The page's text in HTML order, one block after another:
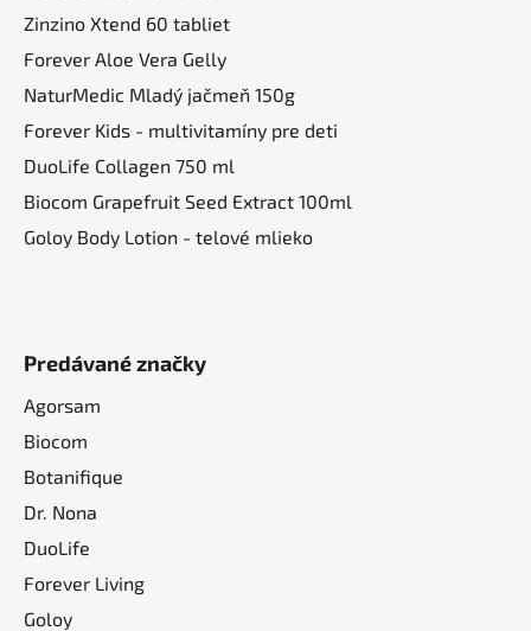
Zinzino Xtend 60 tabliet
Forever Aloe Vera Gelly
NaturMedic Mladý jačmeň 150g
Forever Kids - multivitamíny pre deti
DuoLife Collagen 750 ml
Biocom Grapefruit Seed Extract 100ml
Goloy Body Lotion - telové mlieko
Predávané značky
Agorsam
Biocom
Botanifique
Dr. Nona
DuoLife
Forever Living
Goloy